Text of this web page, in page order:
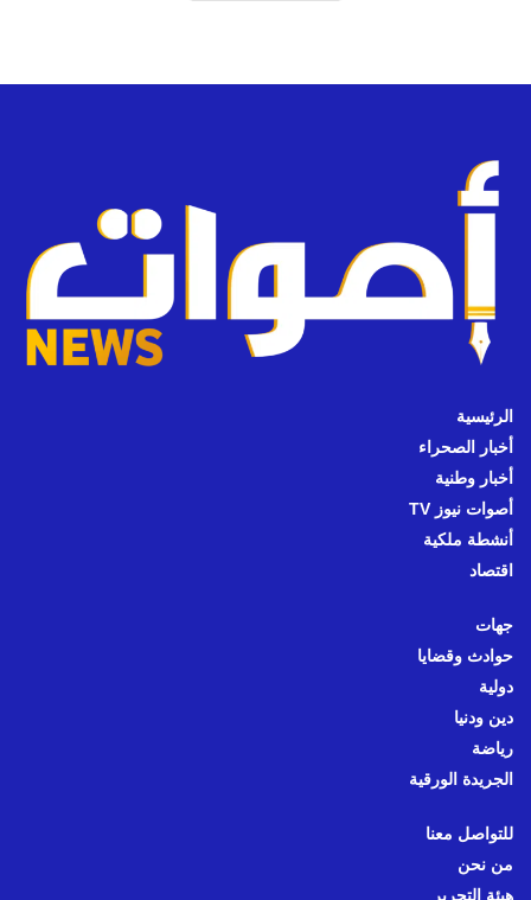
الرئيسية
أخبار الصحراء
أخبار وطنية
أصوات نيوز TV
أنشطة ملكية
اقتصاد
جهات
حوادث وقضايا
دولية
دين ودنيا
رياضة
الجريدة الورقية
للتواصل معنا
من نحن
هيئة التحرير